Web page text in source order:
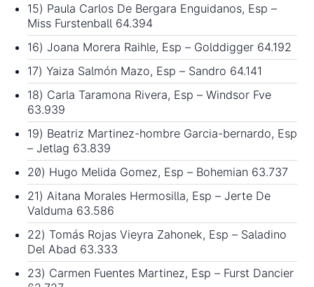
15) Paula Carlos De Bergara Enguidanos, Esp –
Miss Furstenball 64.394
16) Joana Morera Raihle, Esp – Golddigger 64.192
17) Yaiza Salmón Mazo, Esp – Sandro 64.141
18) Carla Taramona Rivera, Esp – Windsor Fve
63.939
19) Beatriz Martinez-hombre Garcia-bernardo, Esp
– Jetlag 63.839
20) Hugo Melida Gomez, Esp – Bohemian 63.737
21) Aitana Morales Hermosilla, Esp – Jerte De
Valduma 63.586
22) Tomás Rojas Vieyra Zahonek, Esp – Saladino
Del Abad 63.333
23) Carmen Fuentes Martinez, Esp – Furst Dancier